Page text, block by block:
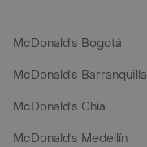
McDonald's Bogotá
McDonald's Barranquilla
McDonald's Chía
McDonald's Medellín